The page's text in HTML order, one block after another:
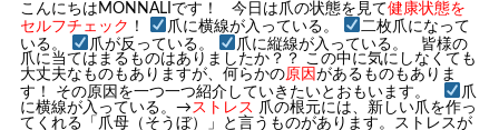
こんにちはMONNALIです！ 今日は爪の状態を見て健康状態を
セルフチェック ！ 爪に横線が入っている。
二枚爪になって
いる。
爪が反っている。
爪に縦線が入っている。 皆様の
爪に当てはまるものはありましたか？？ この中に気にしなくても
大丈夫なものもありますが、何らかの原因があるものもありま
す！ その原因を一つ一つ紹介していきたいとおもいます。
爪
に横線が入っている。→ストレス 爪の根元には、新しい爪を作っ
てくれる「爪母（そうぼ）」と言うものがあります。ストレスが